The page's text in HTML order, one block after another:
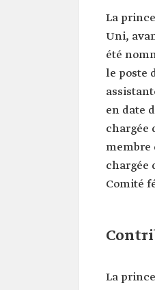
La
Uni,
été
le poste
en date
chargée
membre
chargée
Comité
La